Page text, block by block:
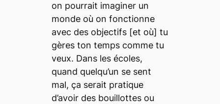
on pourrait imaginer un
monde où on fonctionne
avec des objectifs[et où] ​​ tu
gères ton temps comme tu
veux. Dans les écoles,
quand quelqu’un se sent
mal, ça serait pratique
d’avoir des bouillottes ou